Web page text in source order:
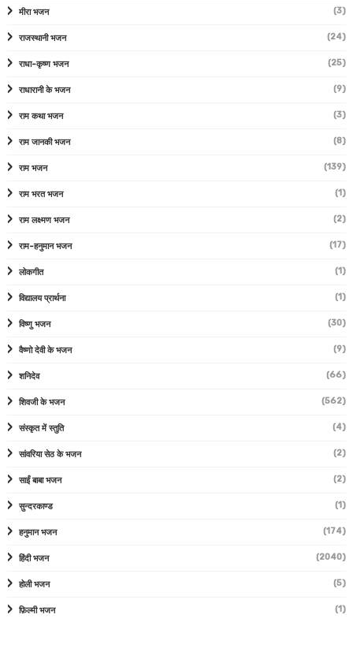
मीरा भजन (3)
राजस्थानी भजन (24)
राधा-कृष्ण भजन (25)
राधारानी के भजन (9)
राम कथा भजन (3)
राम जानकी भजन (8)
राम भजन (139)
राम भरत भजन (1)
राम लक्ष्मण भजन (2)
राम-हनुमान भजन (17)
लोकगीत (1)
विद्यालय प्रार्थना (1)
विष्णु भजन (30)
वैष्णो देवी के भजन (9)
शनिदेव (66)
शिवजी के भजन (562)
संस्कृत में स्तुति (4)
सांवरिया सेठ के भजन (2)
साईं बाबा भजन (2)
सुन्दरकाण्ड (1)
हनुमान भजन (174)
हिंदी भजन (2040)
होली भजन (5)
फ़िल्मी भजन (1)